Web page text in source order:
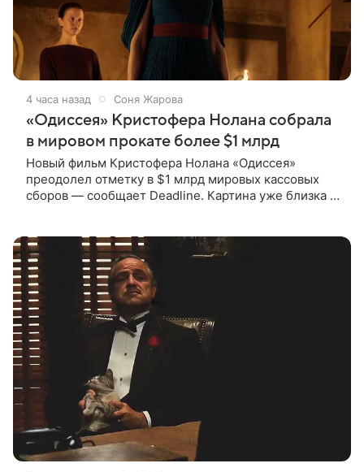
4 часа назад Соня Жарова
«Одиссея» Кристофера Нолана собрала
в мировом прокате более $1 млрд
Новый фильм Кристофера Нолана «Одиссея»
преодолел отметку в $1 млрд мировых кассовых
сборов — сообщает Deadline. Картина уже близка к